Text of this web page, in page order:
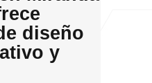
diseño
y